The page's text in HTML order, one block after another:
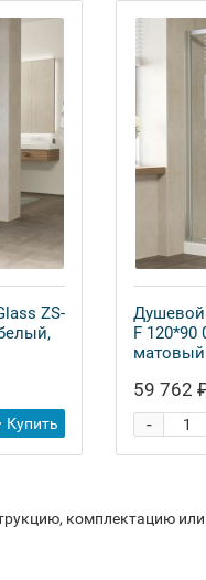
ZS-
Купить
Душевой
F 120*90
матовый
59 762
-
комплектацию